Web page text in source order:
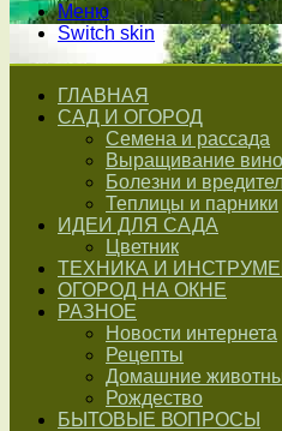
Меню
Switch skin
ГЛАВНАЯ
САД И ОГОРОД
Семена и рассада
Выращивание
Болезни и
Теплицы и парники
ИДЕИ ДЛЯ САДА
Цветник
ТЕХНИКА И
ОГОРОД НА ОКНЕ
РАЗНОЕ
Новости интернета
Рецепты
Домашние
Рождество
БЫТОВЫЕ ВОПРОСЫ